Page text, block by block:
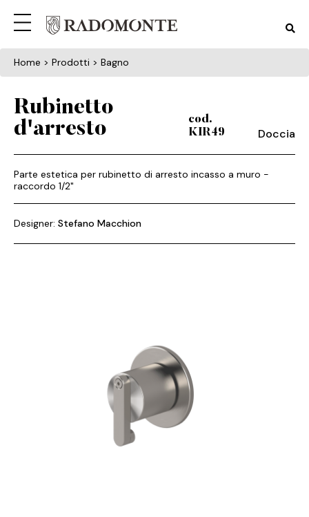
Home > Prodotti > Bagno
Rubinetto
d'arresto
cod.
KIR49
Doccia
Parte estetica per rubinetto di arresto incasso a muro -
raccordo 1/2"
Designer: Stefano Macchion